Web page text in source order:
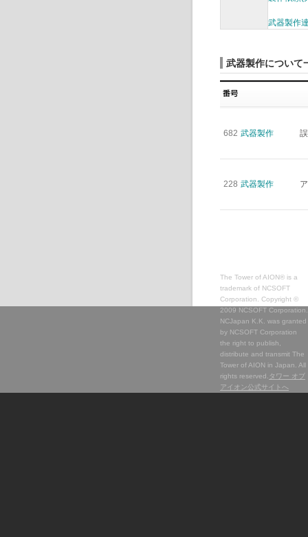
武器製作
武器製作について
682 武器製作
228 武器製作
The Tower of AION® is a
trademark of NCSOFT
Corporation. Copyright ©
2009 NCSOFT Corporation.
NCJapan K.K. was granted
by NCSOFT Corporation
the right to publish,
distribute and transmit The
Tower of AION in Japan. All
rights reserved. タワー オブ
アイオン公式サイトへ